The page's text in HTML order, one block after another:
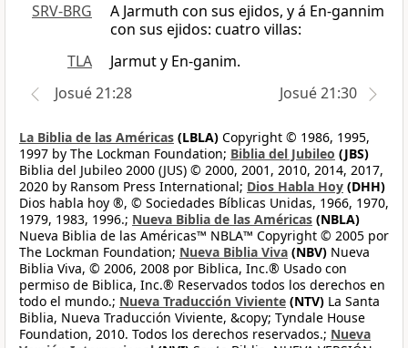
SRV-BRG
A Jarmuth con sus ejidos, y á En-gannim
con sus ejidos: cuatro villas:
TLA
Jarmut y En-ganim.
Josué 21:28
Josué 21:30
La Biblia de las Américas (LBLA) Copyright © 1986, 1995,
1997 by The Lockman Foundation; Biblia del Jubileo (JBS)
Biblia del Jubileo 2000 (JUS) © 2000, 2001, 2010, 2014, 2017,
2020 by Ransom Press International; Dios Habla Hoy (DHH)
Dios habla hoy ®, © Sociedades Bíblicas Unidas, 1966, 1970,
1979, 1983, 1996.; Nueva Biblia de las Américas (NBLA)
Nueva Biblia de las Américas™ NBLA™ Copyright © 2005 por
The Lockman Foundation; Nueva Biblia Viva (NBV) Nueva
Biblia Viva, © 2006, 2008 por Biblica, Inc.® Usado con
permiso de Biblica, Inc.® Reservados todos los derechos en
todo el mundo.; Nueva Traducción Viviente (NTV) La Santa
Biblia, Nueva Traducción Viviente, &copy; Tyndale House
Foundation, 2010. Todos los derechos reservados.; Nueva